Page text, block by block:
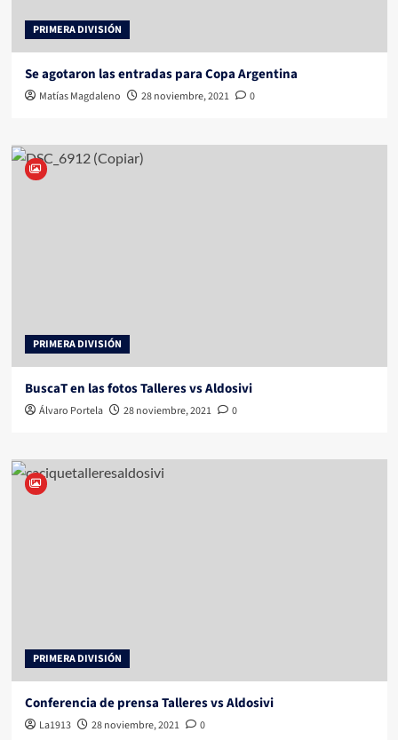
PRIMERA DIVISIÓN
Se agotaron las entradas para Copa Argentina
Matías Magdaleno 28 noviembre, 2021 0
PRIMERA DIVISIÓN
BuscaT en las fotos Talleres vs Aldosivi
Álvaro Portela 28 noviembre, 2021 0
PRIMERA DIVISIÓN
Conferencia de prensa Talleres vs Aldosivi
La1913 28 noviembre, 2021 0